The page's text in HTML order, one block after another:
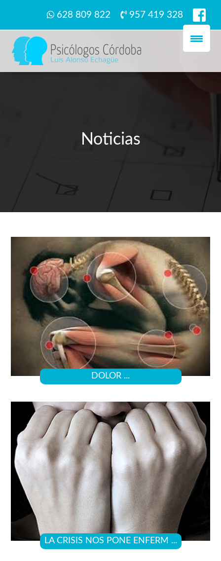
628 809 822 957 419 328
Noticias
DOLOR ...
LA CRISIS NOS PONE ENFERM ...